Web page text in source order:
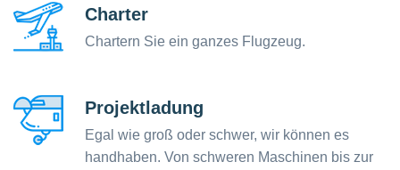
Charter
Chartern Sie ein ganzes Flugzeug.
Projektladung
Egal wie groß oder schwer, wir können es
handhaben. Von schweren Maschinen bis zur